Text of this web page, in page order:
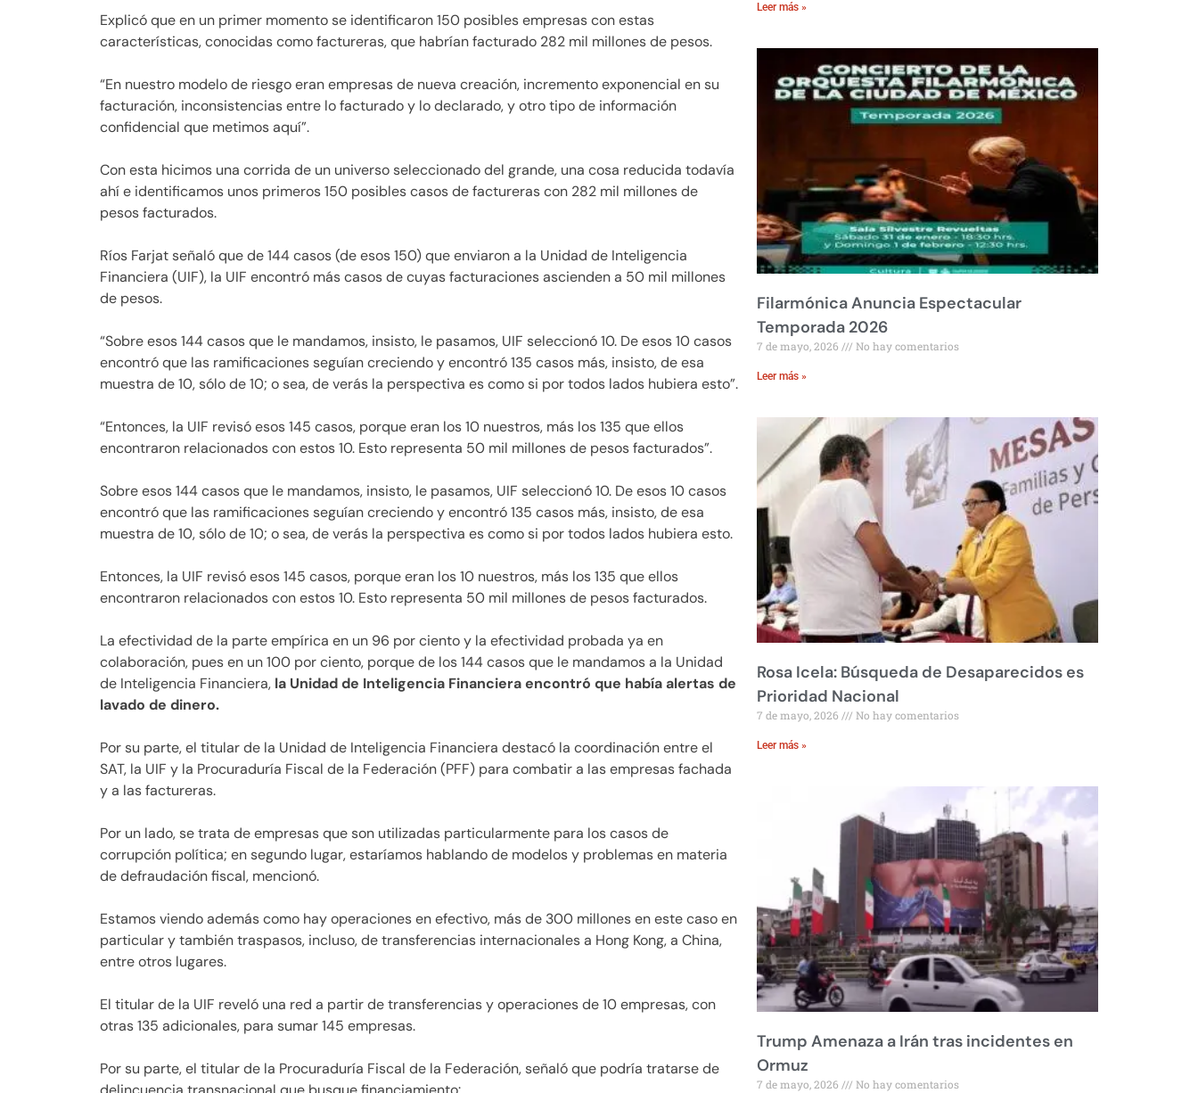
Explicó que en un primer momento se identificaron 150 posibles empresas con estas
características, conocidas como factureras, que habrían facturado 282 mil millones de pesos.
“En nuestro modelo de riesgo eran empresas de nueva creación, incremento exponencial en su
facturación, inconsistencias entre lo facturado y lo declarado, y otro tipo de información
confidencial que metimos aquí”.
Con esta hicimos una corrida de un universo seleccionado del grande, una cosa reducida todavía
ahí e identificamos unos primeros 150 posibles casos de factureras con 282 mil millones de
pesos facturados.
Ríos Farjat señaló que de 144 casos (de esos 150) que enviaron a la Unidad de Inteligencia
Financiera (UIF), la UIF encontró más casos de cuyas facturaciones ascienden a 50 mil millones
de pesos.
“Sobre esos 144 casos que le mandamos, insisto, le pasamos, UIF seleccionó 10. De esos 10 casos
encontró que las ramificaciones seguían creciendo y encontró 135 casos más, insisto, de esa
muestra de 10, sólo de 10; o sea, de verás la perspectiva es como si por todos lados hubiera esto”.
“Entonces, la UIF revisó esos 145 casos, porque eran los 10 nuestros, más los 135 que ellos
encontraron relacionados con estos 10. Esto representa 50 mil millones de pesos facturados”.
Sobre esos 144 casos que le mandamos, insisto, le pasamos, UIF seleccionó 10. De esos 10 casos
encontró que las ramificaciones seguían creciendo y encontró 135 casos más, insisto, de esa
muestra de 10, sólo de 10; o sea, de verás la perspectiva es como si por todos lados hubiera esto.
Entonces, la UIF revisó esos 145 casos, porque eran los 10 nuestros, más los 135 que ellos
encontraron relacionados con estos 10. Esto representa 50 mil millones de pesos facturados.
La efectividad de la parte empírica en un 96 por ciento y la efectividad probada ya en
colaboración, pues en un 100 por ciento, porque de los 144 casos que le mandamos a la Unidad
de Inteligencia Financiera, la Unidad de Inteligencia Financiera encontró que había alertas de
lavado de dinero.
Por su parte, el titular de la Unidad de Inteligencia Financiera destacó la coordinación entre el
SAT, la UIF y la Procuraduría Fiscal de la Federación (PFF) para combatir a las empresas fachada
y a las factureras.
Por un lado, se trata de empresas que son utilizadas particularmente para los casos de
corrupción política; en segundo lugar, estaríamos hablando de modelos y problemas en materia
de defraudación fiscal, mencionó.
Estamos viendo además como hay operaciones en efectivo, más de 300 millones en este caso en
particular y también traspasos, incluso, de transferencias internacionales a Hong Kong, a China,
entre otros lugares.
El titular de la UIF reveló una red a partir de transferencias y operaciones de 10 empresas, con
otras 135 adicionales, para sumar 145 empresas.
Por su parte, el titular de la Procuraduría Fiscal de la Federación, señaló que podría tratarse de
Leer más »
Filarmónica Anuncia Espectacular
Temporada 2026
7 de mayo, 2026 No hay comentarios
Leer más »
Rosa Icela: Búsqueda de Desaparecidos es
Prioridad Nacional
7 de mayo, 2026 No hay comentarios
Leer más »
Trump Amenaza a Irán tras incidentes en
Ormuz
7 de mayo, 2026 No hay comentarios